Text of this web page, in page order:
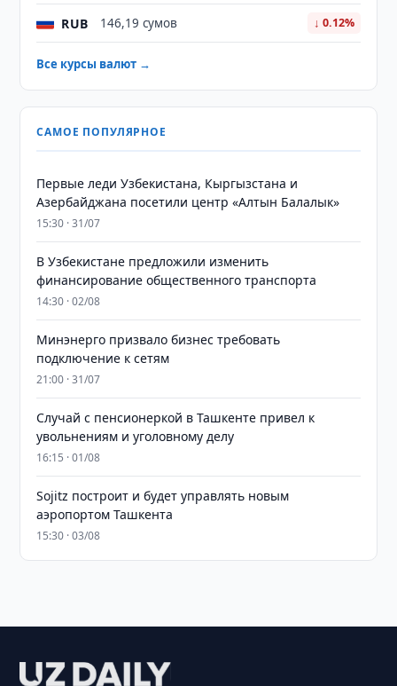
RUB 146,19 сумов ↓ 0.12%
Все курсы валют →
САМОЕ ПОПУЛЯРНОЕ
Первые леди Узбекистана, Кыргызстана и
Азербайджана посетили центр «Алтын Балалык»
15:30 · 31/07
В Узбекистане предложили изменить
финансирование общественного транспорта
14:30 · 02/08
Минэнерго призвало бизнес требовать
подключение к сетям
21:00 · 31/07
Случай с пенсионеркой в Ташкенте привел к
увольнениям и уголовному делу
16:15 · 01/08
Sojitz построит и будет управлять новым
аэропортом Ташкента
15:30 · 03/08